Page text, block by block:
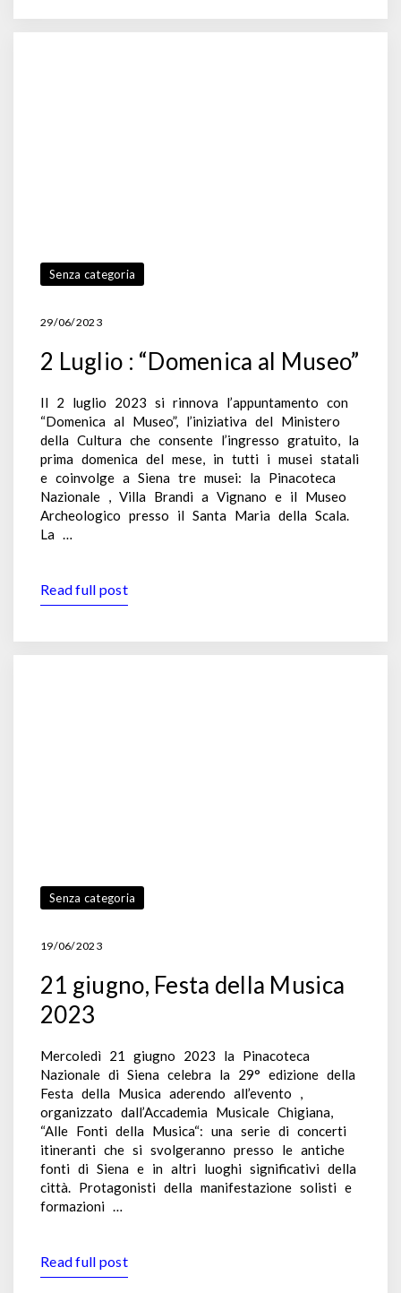
Senza categoria
29/06/2023
2 Luglio : “Domenica al Museo”
Il 2 luglio 2023 si rinnova l’appuntamento con
“Domenica al Museo”, l’iniziativa del Ministero
della Cultura che consente l’ingresso gratuito, la
prima domenica del mese, in tutti i musei statali
e coinvolge a Siena tre musei: la Pinacoteca
Nazionale , Villa Brandi a Vignano e il Museo
Archeologico presso il Santa Maria della Scala.
La …
Read full post
Senza categoria
19/06/2023
21 giugno, Festa della Musica
2023
Mercoledì 21 giugno 2023 la Pinacoteca
Nazionale di Siena celebra la 29° edizione della
Festa della Musica aderendo all’evento ,
organizzato dall’Accademia Musicale Chigiana,
“Alle Fonti della Musica“: una serie di concerti
itineranti che si svolgeranno presso le antiche
fonti di Siena e in altri luoghi significativi della
città. Protagonisti della manifestazione solisti e
formazioni …
Read full post